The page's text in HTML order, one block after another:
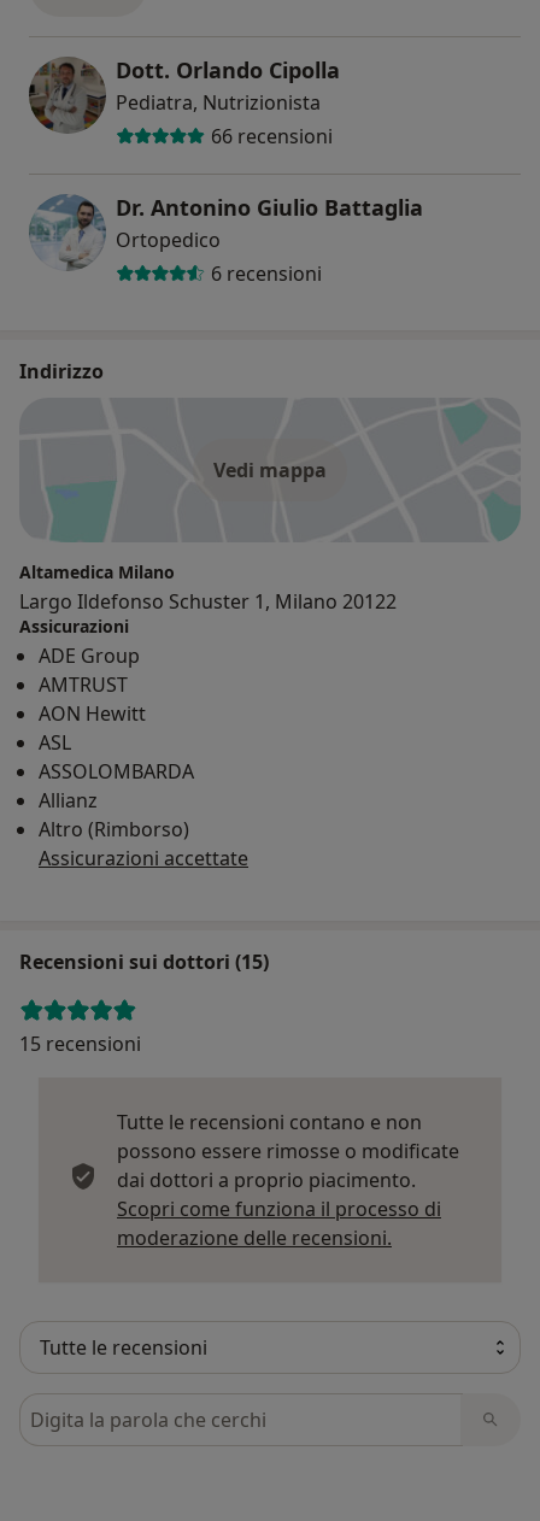
Dott. Orlando Cipolla
Pediatra, Nutrizionista
66 recensioni
Dr. Antonino Giulio Battaglia
Ortopedico
6 recensioni
Indirizzo
Vedi mappa
Altamedica Milano
Largo Ildefonso Schuster 1, Milano 20122
Assicurazioni
ADE Group
AMTRUST
AON Hewitt
ASL
ASSOLOMBARDA
Allianz
Altro (Rimborso)
Assicurazioni accettate
Recensioni sui dottori (15)
15 recensioni
Tutte le recensioni contano e non
possono essere rimosse o modificate
dai dottori a proprio piacimento.
Scopri come funziona il processo di
moderazione delle recensioni.
Cerca nelle recensioni